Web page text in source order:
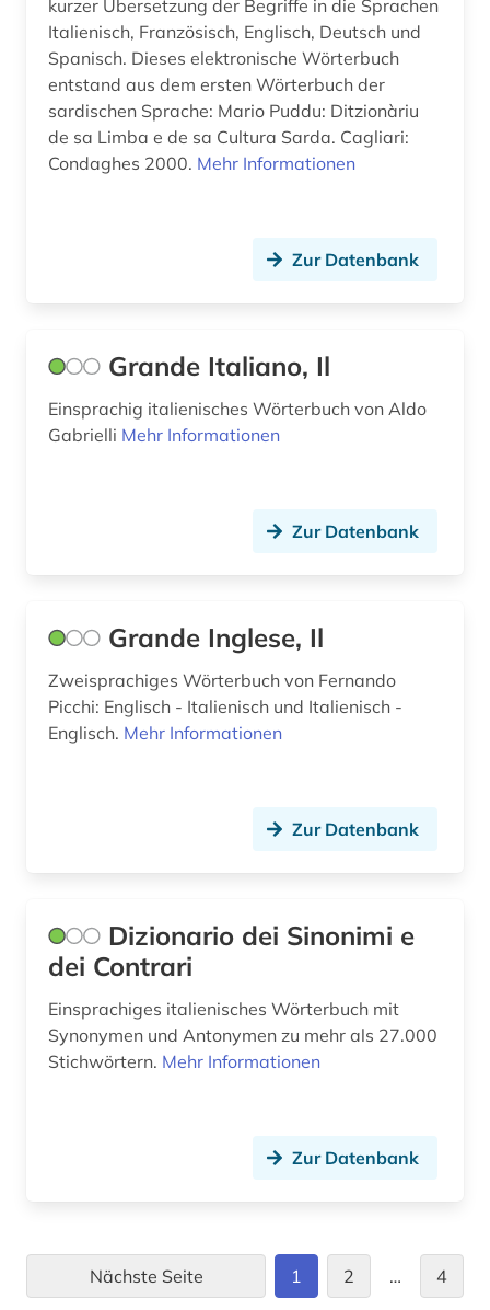
kurzer Übersetzung der Begriffe in die Sprachen
Italienisch, Französisch, Englisch, Deutsch und
Spanisch. Dieses elektronische Wörterbuch
entstand aus dem ersten Wörterbuch der
sardischen Sprache: Mario Puddu: Ditzionàriu
de sa Limba e de sa Cultura Sarda. Cagliari:
Condaghes 2000. Mehr Informationen
Zur Datenbank
Grande Italiano, Il
Einsprachig italienisches Wörterbuch von Aldo
Gabrielli Mehr Informationen
Zur Datenbank
Grande Inglese, Il
Zweisprachiges Wörterbuch von Fernando
Picchi: Englisch - Italienisch und Italienisch -
Englisch. Mehr Informationen
Zur Datenbank
Dizionario dei Sinonimi e
dei Contrari
Einsprachiges italienisches Wörterbuch mit
Synonymen und Antonymen zu mehr als 27.000
Stichwörtern. Mehr Informationen
Zur Datenbank
Nächste Seite 1 2 … 4